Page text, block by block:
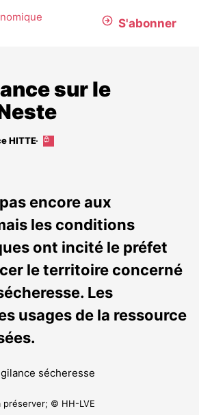
S'abonner
sur le
HITTE
Cet
abonnés
pas encore aux
les conditions
ont incité le préfet
le territoire concerné
Les
usages de la ressource
préserver; © HH-LVE